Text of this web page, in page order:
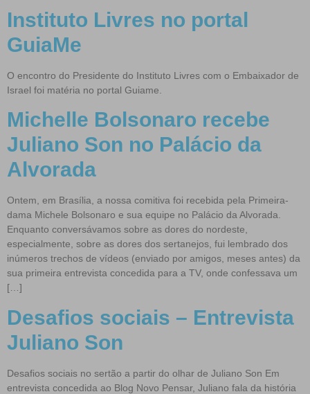
Instituto Livres no portal
GuiaMe
O encontro do Presidente do Instituto Livres com o Embaixador de
Israel foi matéria no portal Guiame.
Michelle Bolsonaro recebe
Juliano Son no Palácio da
Alvorada
Ontem, em Brasília, a nossa comitiva foi recebida pela Primeira-
dama Michele Bolsonaro e sua equipe no Palácio da Alvorada.
Enquanto conversávamos sobre as dores do nordeste,
especialmente, sobre as dores dos sertanejos, fui lembrado dos
inúmeros trechos de vídeos (enviado por amigos, meses antes) da
sua primeira entrevista concedida para a TV, onde confessava um
[…]
Desafios sociais – Entrevista
Juliano Son
Desafios sociais no sertão a partir do olhar de Juliano Son Em
entrevista concedida ao Blog Novo Pensar, Juliano fala da história